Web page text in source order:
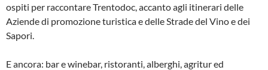
ospiti per raccontare Trentodoc, accanto agli itinerari delle
Aziende di promozione turistica e delle Strade del Vino e dei
Sapori.
E ancora: bar e winebar, ristoranti, alberghi, agritur ed